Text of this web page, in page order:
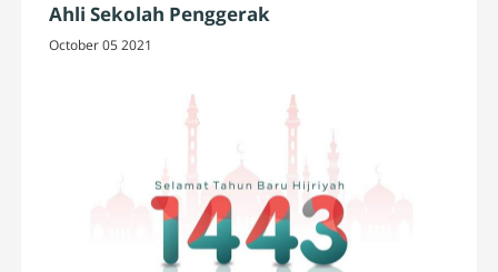
Ahli Sekolah Penggerak
October 05 2021